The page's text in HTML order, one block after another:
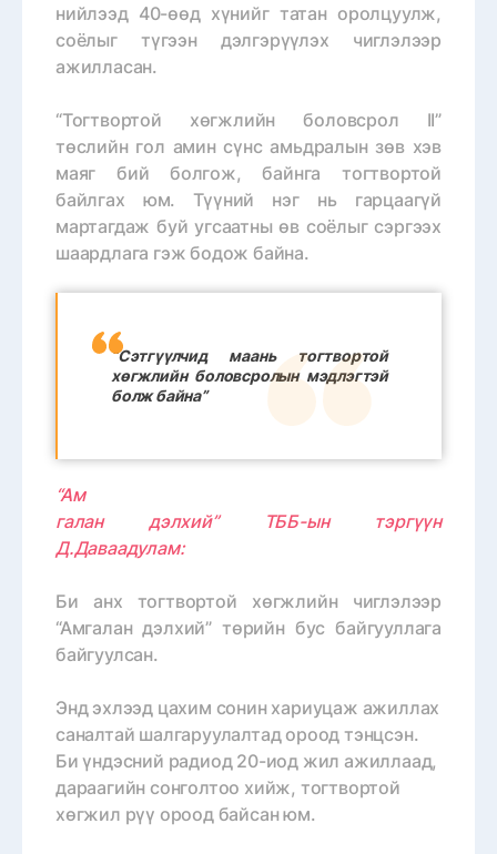
нийлээд 40-өөд хүнийг татан оролцуулж,
соёлыг түгээн дэлгэрүүлэх чиглэлээр
ажилласан.
“Тогтвортой хөгжлийн боловсрол II”
төслийн гол амин сүнс амьдралын зөв хэв
маяг бий болгож, байнга тогтвортой
байлгах юм. Түүний нэг нь гарцаагүй
мартагдаж буй угсаатны өв соёлыг сэргээх
шаардлага гэж бодож байна.
“Сэтгүүлчид маань тогтвортой
хөгжлийн боловсролын мэдлэгтэй
болж байна”
“Ам
галан дэлхий” ТББ-ын тэргүүн
Д.Даваадулам:
Би анх тогтвортой хөгжлийн чиглэлээр
“Амгалан дэлхий” төрийн бус байгууллага
байгуулсан.
Энд эхлээд цахим сонин хариуцаж ажиллах
саналтай шалгаруулалтад ороод тэнцсэн.
Би үндэсний радиод 20-иод жил ажиллаад,
дараагийн сонголтоо хийж, тогтвортой
хөгжил рүү ороод байсан юм.